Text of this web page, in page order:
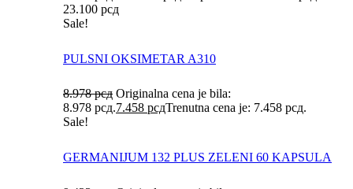
23.100 рсд
Sale!
PULSNI OKSIMETAR A310
8.978рсд Originalna cena je bila:
8.978 рсд.7.458 рсдTrenutna cena je: 7.458 рсд.
Sale!
GERMANIJUM 132 PLUS ZELENI 60 KAPSULA